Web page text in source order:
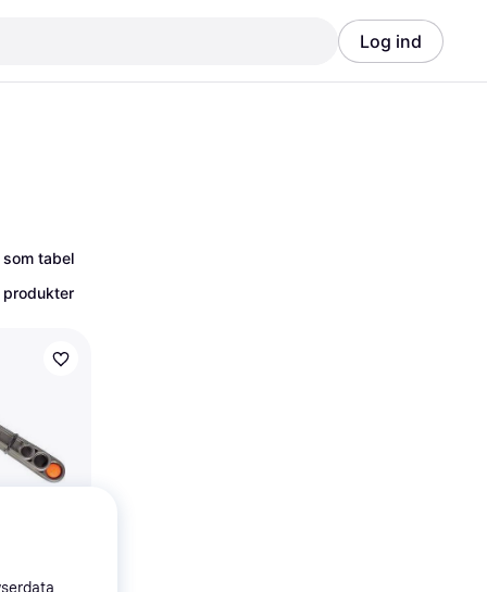
Log ind
tabel
produkter